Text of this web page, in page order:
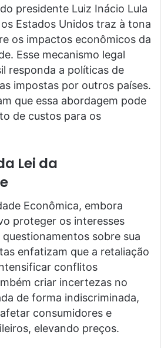
presidente Luiz Inácio Lula
Estados Unidos traz à tona
os impactos econômicos da
Esse mecanismo legal
responda a políticas de
impostas por outros países.
que essa abordagem pode
de custos para os
Lei da
Econômica, embora
proteger os interesses
sobre sua
enfatizam que a retaliação
conflitos
criar incertezas no
de forma indiscriminada,
consumidores e
elevando preços.